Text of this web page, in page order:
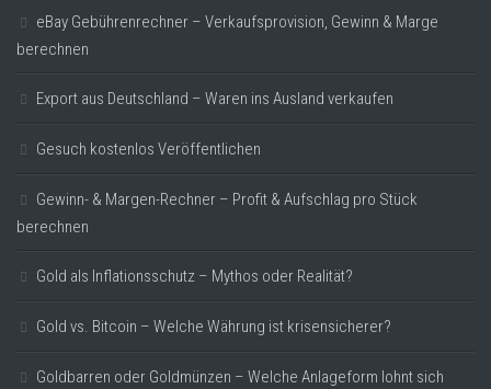
eBay Gebührenrechner – Verkaufsprovision, Gewinn & Marge
berechnen
Export aus Deutschland – Waren ins Ausland verkaufen
Gesuch kostenlos Veröffentlichen
Gewinn- & Margen-Rechner – Profit & Aufschlag pro Stück
berechnen
Gold als Inflationsschutz – Mythos oder Realität?
Gold vs. Bitcoin – Welche Währung ist krisensicherer?
Goldbarren oder Goldmünzen – Welche Anlageform lohnt sich